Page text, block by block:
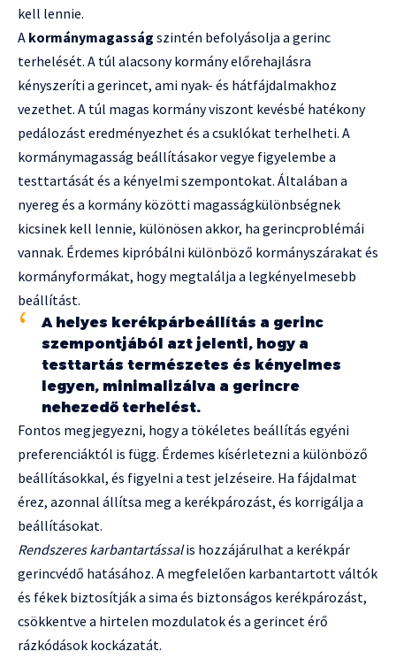
kell lennie.
A kormánymagasság szintén befolyásolja a gerinc
terhelését. A túl alacsony kormány előrehajlásra
kényszeríti a gerincet, ami nyak- és hátfájdalmakhoz
vezethet. A túl magas kormány viszont kevésbé hatékony
pedálozást eredményezhet és a csuklókat terhelheti. A
kormánymagasság beállításakor vegye figyelembe a
testtartását és a kényelmi szempontokat. Általában a
nyereg és a kormány közötti magasságkülönbségnek
kicsinek kell lennie, különösen akkor, ha gerincproblémái
vannak. Érdemes kipróbálni különböző kormányszárakat és
kormányformákat, hogy megtalálja a legkényelmesebb
beállítást.
A helyes kerékpárbeállítás a gerinc
szempontjából azt jelenti, hogy a
testtartás természetes és kényelmes
legyen, minimalizálva a gerincre
nehezedő terhelést.
Fontos megjegyezni, hogy a tökéletes beállítás egyéni
preferenciáktól is függ. Érdemes kísérletezni a különböző
beállításokkal, és figyelni a test jelzéseire. Ha fájdalmat
érez, azonnal állítsa meg a kerékpározást, és korrigálja a
beállításokat.
Rendszeres karbantartássalis hozzájárulhat a kerékpár
gerincvédő hatásához. A megfelelően karbantartott váltók
és fékek biztosítják a sima és biztonságos kerékpározást,
csökkentve a hirtelen mozdulatok és a gerincet érő
rázkódások kockázatát.